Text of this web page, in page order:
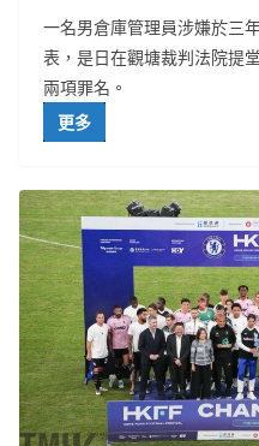
一名男倉庫管理員涉嫌於三
表，是日在觀塘裁判法院提
兩項罪名。
更多